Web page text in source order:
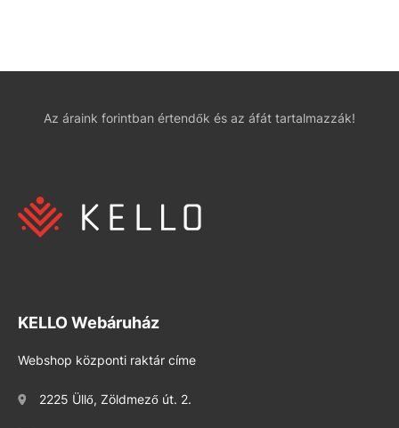
Az áraink forintban értendők és az áfát tartalmazzák!
KELLO Webáruház
Webshop központi raktár címe
2225 Üllő, Zöldmező út. 2.